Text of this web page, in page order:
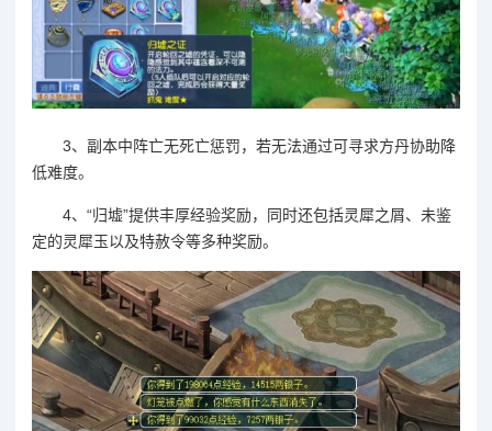
3、副本中阵亡无死亡惩罚，若无法通过可寻求方丹协助降
低难度。
4、“归墟”提供丰厚经验奖励，同时还包括灵犀之屑、未鉴
定的灵犀玉以及特赦令等多种奖励。